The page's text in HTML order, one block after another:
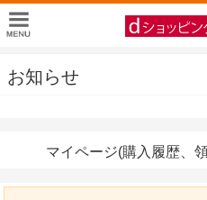
お知らせ
マイページ(購入履歴、